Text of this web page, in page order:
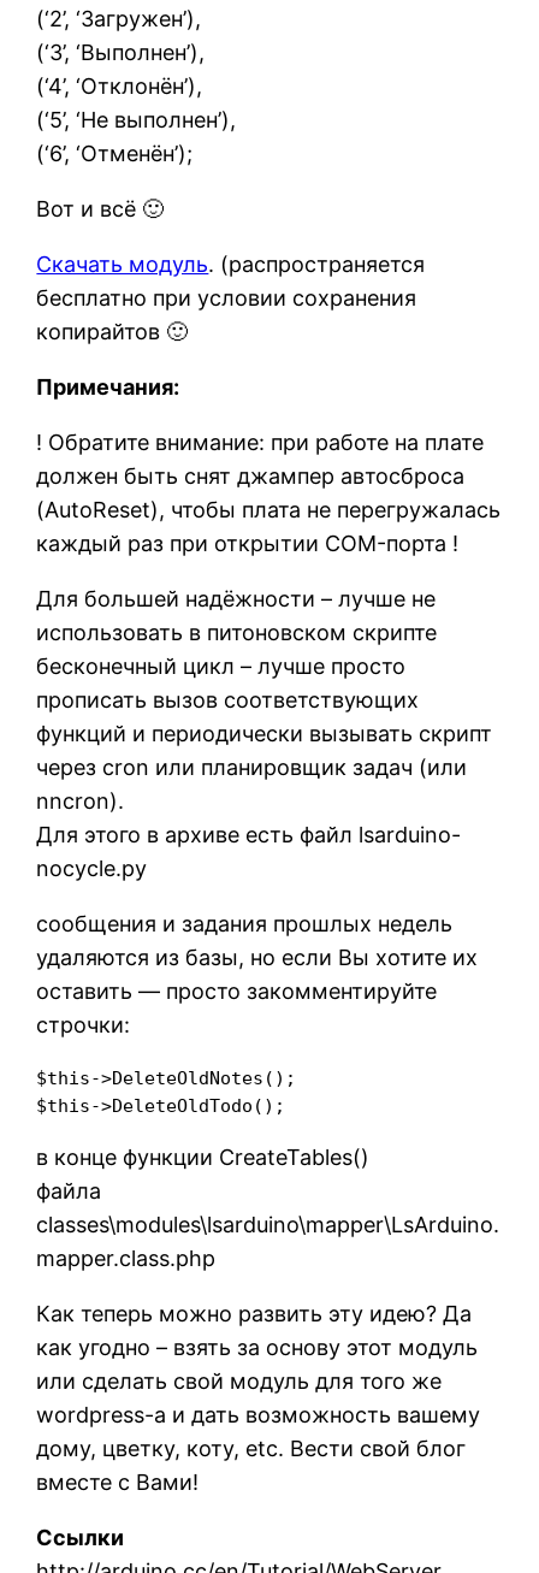
(‘2’, ‘Загружен’),
(‘3’, ‘Выполнен’),
(‘4’, ‘Отклонён’),
(‘5’, ‘Не выполнен’),
(‘6’, ‘Отменён’);
Вот и всё 🙂
Скачать модуль. (распространяется
бесплатно при условии сохранения
копирайтов 🙂
Примечания:
! Обратите внимание: при работе на плате
должен быть снят джампер автосброса
(AutoReset), чтобы плата не перегружалась
каждый раз при открытии COM-порта !
Для большей надёжности – лучше не
использовать в питоновском скрипте
бесконечный цикл – лучше просто
прописать вызов соответствующих
функций и периодически вызывать скрипт
через cron или планировщик задач (или
nncron).
Для этого в архиве есть файл lsarduino-
nocycle.py
сообщения и задания прошлых недель
удаляются из базы, но если Вы хотите их
оставить — просто закомментируйте
строчки:
$this->DeleteOldNotes();
$this->DeleteOldTodo();
в конце функции CreateTables()
файла
classes\modules\lsarduino\mapper\LsArduino.
mapper.class.php
Как теперь можно развить эту идею? Да
как угодно – взять за основу этот модуль
или сделать свой модуль для того же
wordpress-а и дать возможность вашему
дому, цветку, коту, etc. Вести свой блог
вместе с Вами!
Ссылки